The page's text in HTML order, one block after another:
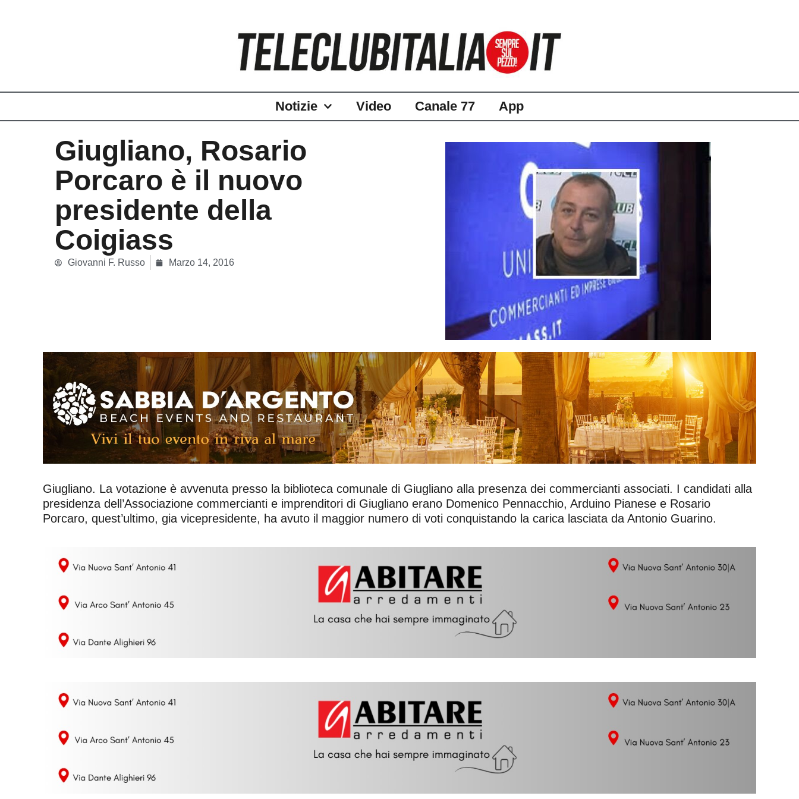
Notizie Video Canale 77 App
Giugliano, Rosario
Porcaro è il nuovo
presidente della
Coigiass
Giovanni F. Russo Marzo 14, 2016
Giugliano. La votazione è avvenuta presso la biblioteca comunale di Giugliano alla presenza dei commercianti associati. I candidati alla
presidenza dell’Associazione commercianti e imprenditori di Giugliano erano Domenico Pennacchio, Arduino Pianese e Rosario
Porcaro, quest’ultimo, gia vicepresidente, ha avuto il maggior numero di voti conquistando la carica lasciata da Antonio Guarino.